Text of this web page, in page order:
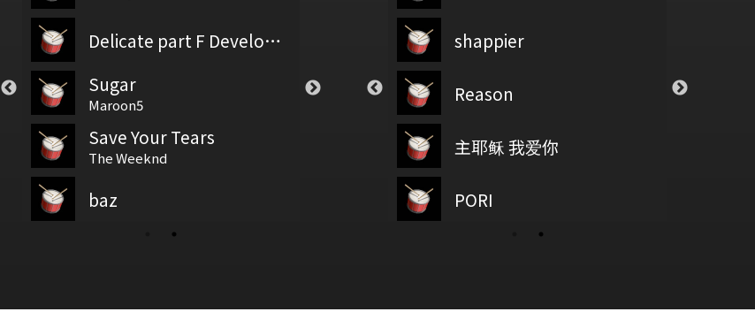
test
新增鼓譜
60406
基礎節拍
Delicate part F Development 2
Sugar
Maroon5
Save Your Tears
The Weeknd
baz
給自己機會
Closer
The Chainsmokers
Novelbright
wish you were here
Sugar
ギブス / 椎名林檎
God Is Able
shappier
Reason
主耶稣 我爱你
PORI